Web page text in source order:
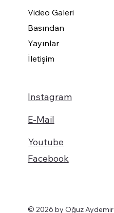
Video Galeri
Basından
Yayınlar
İletişim
Instagram
Facebook
Youtube
E-Mail
© 2026 by Oğuz Aydemir